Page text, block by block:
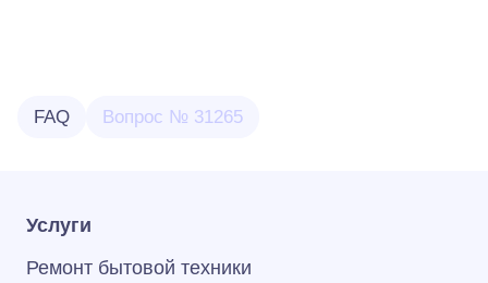
FAQ Вопрос № 31265
Услуги
Ремонт бытовой техники